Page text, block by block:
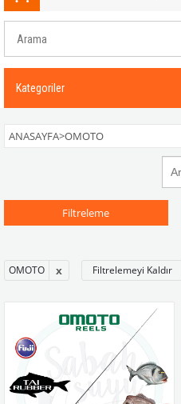
Kategoriler
ANASAYFA>OMOTO
Filtreleme
OMOTO Filtrelemeyi Kaldır